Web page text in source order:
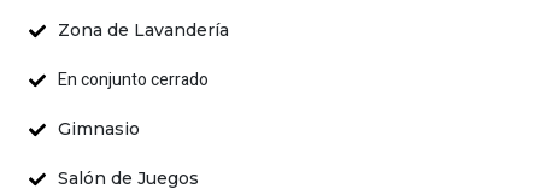
Zona de Lavandería
En conjunto cerrado
Gimnasio
Salón de Juegos